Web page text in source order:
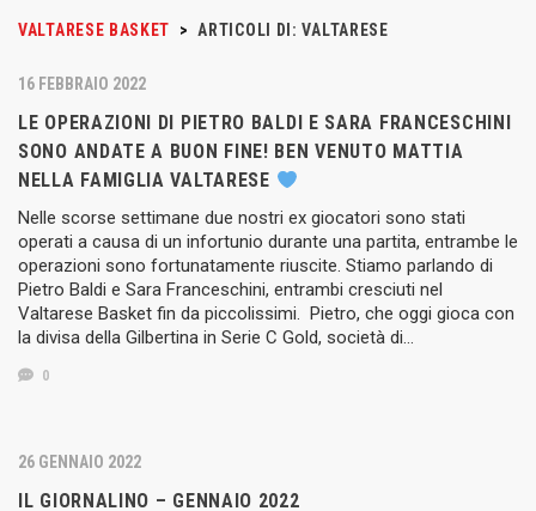
VALTARESE BASKET > ARTICOLI DI: VALTARESE
16 FEBBRAIO 2022
LE OPERAZIONI DI PIETRO BALDI E SARA FRANCESCHINI
SONO ANDATE A BUON FINE! BEN VENUTO MATTIA
NELLA FAMIGLIA VALTARESE
Nelle scorse settimane due nostri ex giocatori sono stati
operati a causa di un infortunio durante una partita, entrambe le
operazioni sono fortunatamente riuscite. Stiamo parlando di
Pietro Baldi e Sara Franceschini, entrambi cresciuti nel
Valtarese Basket fin da piccolissimi. Pietro, che oggi gioca con
la divisa della Gilbertina in Serie C Gold, società di…
0
26 GENNAIO 2022
IL GIORNALINO – GENNAIO 2022